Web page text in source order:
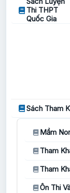
Thi THPT
Quốc Gia
Sách Tham
Mầm
Tham
Tham
Ôn Thi